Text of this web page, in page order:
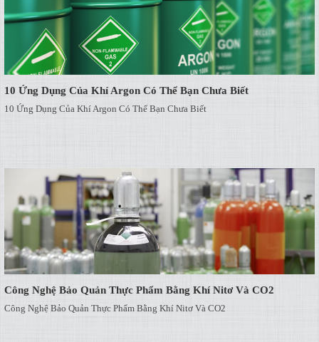
10 Ứng Dụng Của Khí Argon Có Thể Bạn Chưa Biết
10 Ứng Dụng Của Khí Argon Có Thể Bạn Chưa Biết
Công Nghệ Bảo Quản Thực Phẩm Bằng Khí Nitơ Và CO2
Công Nghệ Bảo Quản Thực Phẩm Bằng Khí Nitơ Và CO2